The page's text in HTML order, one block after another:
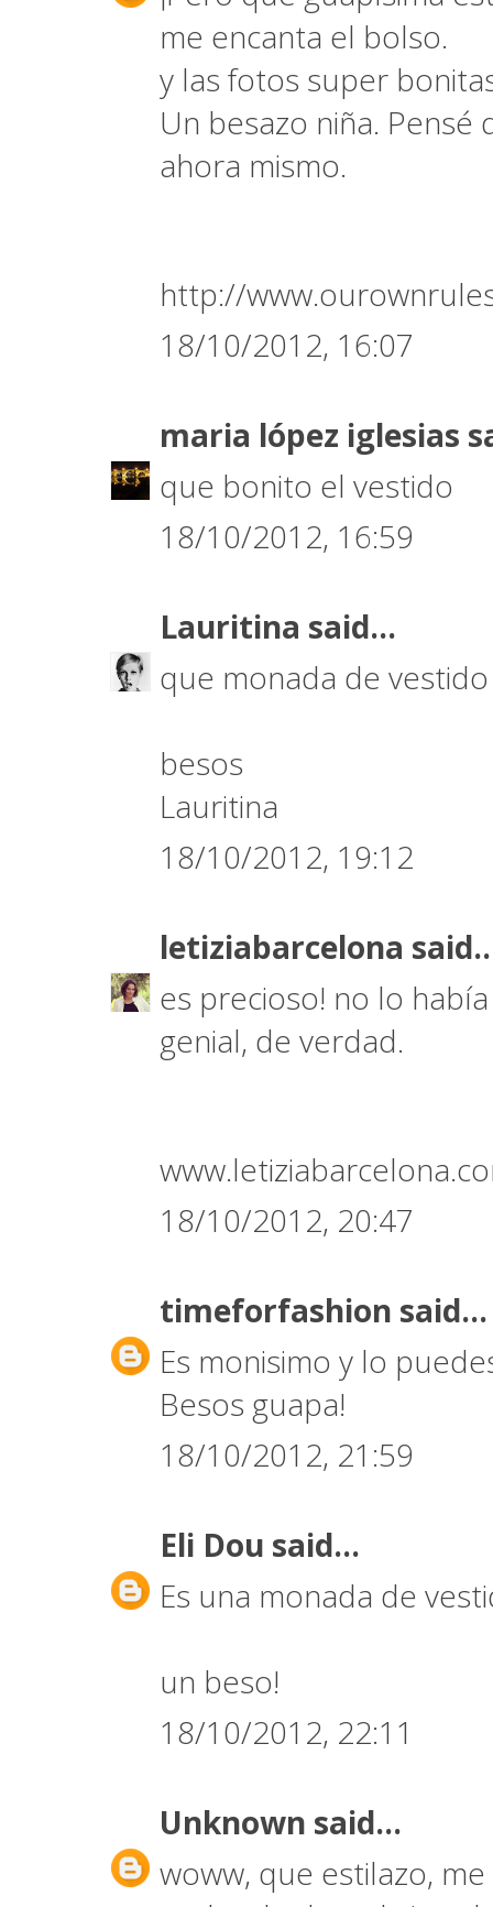
me encanta el bolso.
y las fotos super
Un besazo niña.
ahora mismo.
http://
18/10/2012, 16:07
maria lópez iglesias
que bonito el vestido
18/10/2012, 16:59
Lauritina said...
que monada de vestido
besos
Lauritina
18/10/2012, 19:12
letiziabarcelona
es precioso! no lo
genial, de verdad.
18/10/2012, 20:47
timeforfashion said...
Es monisimo y lo
Besos guapa!
18/10/2012, 21:59
Eli Dou said...
Es una monada de
un beso!
18/10/2012, 22:11
Unknown said...
woww, que estilazo,